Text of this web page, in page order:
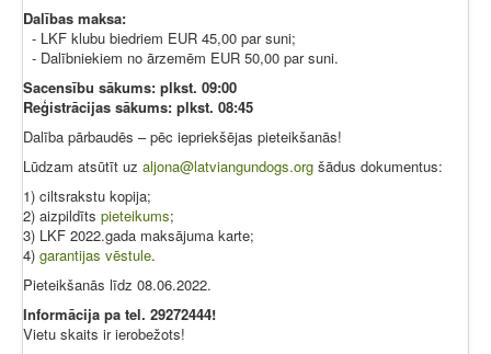
Dalības maksa:
- LKF klubu biedriem EUR 45,00 par suni;
- Dalībniekiem no ārzemēm EUR 50,00 par suni.
Sacensību sākums: plkst. 09:00
Reģistrācijas sākums: plkst. 08:45
Dalība pārbaudēs – pēc iepriekšējas pieteikšanās!
Lūdzam atsūtīt uz aljona@latviangundogs.org šādus dokumentus:
1) ciltsrakstu kopija;
2) aizpildīts pieteikums;
3) LKF 2022.gada maksājuma karte;
4) garantijas vēstule.
Pieteikšanās līdz 08.06.2022.
Informācija pa tel. 29272444!
Vietu skaits ir ierobežots!